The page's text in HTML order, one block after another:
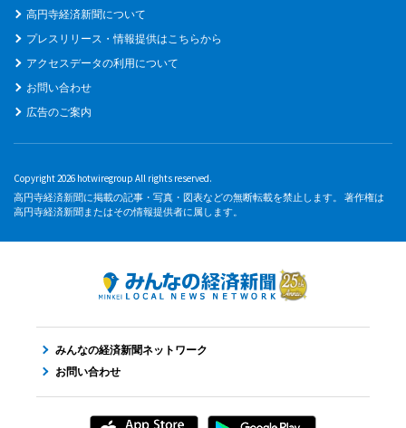
高円寺経済新聞について
プレスリリース・情報提供はこちらから
アクセスデータの利用について
お問い合わせ
広告のご案内
Copyright 2026 hotwiregroup All rights reserved.
高円寺経済新聞に掲載の記事・写真・図表などの無断転載を禁止します。 著作権は
高円寺経済新聞またはその情報提供者に属します。
みんなの経済新聞ネットワーク
お問い合わせ